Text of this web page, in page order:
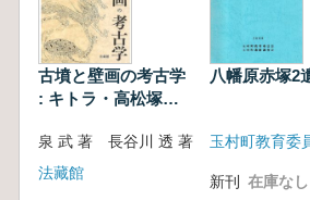
古墳と壁画の考古学
: キトラ・高松塚古
泉 武 著 長谷川 透 著
法藏館
八幡原赤塚2
玉村町教育委
新刊 在庫なし